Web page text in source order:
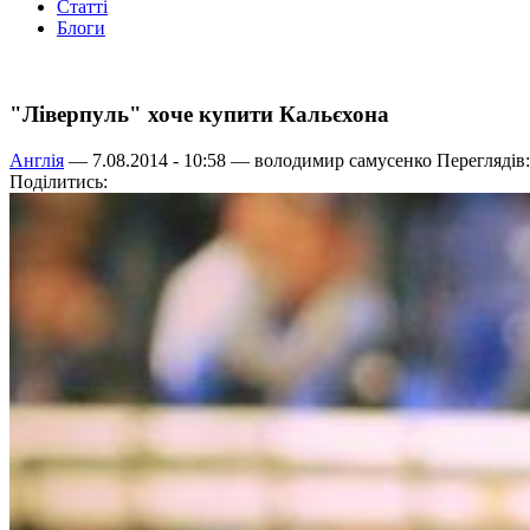
Статті
Блоги
"Ліверпуль" хоче купити Кальєхона
Англія — 7.08.2014 - 10:58 — володимир самусенко
Поділитись: